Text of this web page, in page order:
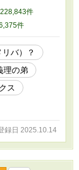
王をあっさ
感度を最大
他サイトに
件
件
バ）？
理の弟
ス
録日 2025.10.14